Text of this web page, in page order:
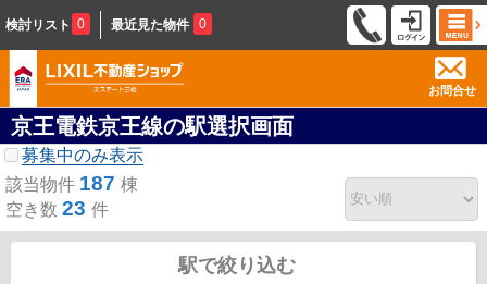
検討リスト 0 最近見た物件 0
お問合せ
京王電鉄京王線の駅選択画面
募集中のみ表示
該当物件 187 棟
空き数 23 件
駅で絞り込む